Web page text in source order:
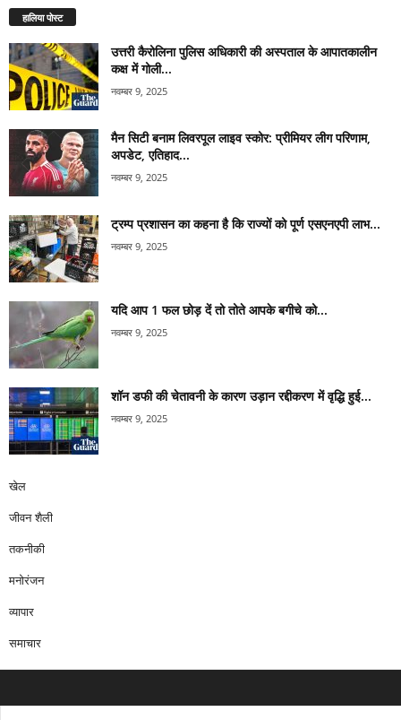
हालिया पोस्ट
उत्तरी कैरोलिना पुलिस अधिकारी की अस्पताल के आपातकालीन
कक्ष में गोली...
नवम्बर 9, 2025
मैन सिटी बनाम लिवरपूल लाइव स्कोर: प्रीमियर लीग परिणाम,
अपडेट, एतिहाद...
नवम्बर 9, 2025
ट्रम्प प्रशासन का कहना है कि राज्यों को पूर्ण एसएनएपी लाभ...
नवम्बर 9, 2025
यदि आप 1 फल छोड़ दें तो तोते आपके बगीचे को...
नवम्बर 9, 2025
शॉन डफी की चेतावनी के कारण उड़ान रद्दीकरण में वृद्धि हुई...
नवम्बर 9, 2025
खेल
जीवन शैली
तकनीकी
मनोरंजन
व्यापार
समाचार